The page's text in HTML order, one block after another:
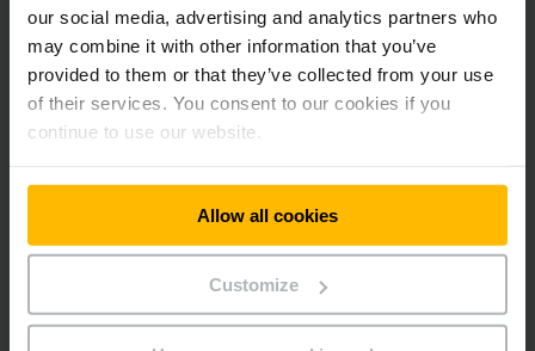
our social media, advertising and analytics partners who
may combine it with other information that you’ve
provided to them or that they’ve collected from your use
of their services. You consent to our cookies if you
continue to use our website.
Allow all cookies
Customize
Ми будемо раді ваc проконсультувати
ЗАПИТ НА КОНСУЛЬТАЦІЮ